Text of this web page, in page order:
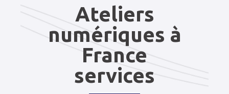
Ateliers
numériques à
France
services